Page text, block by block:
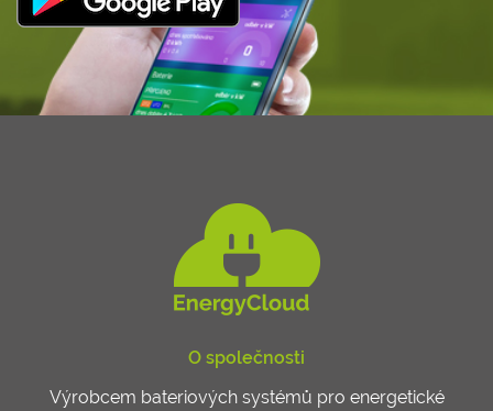
O společnosti
Výrobcem bateriových systémů pro energetické